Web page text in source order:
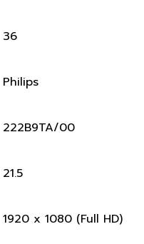
36
Philips
222B9TA/00
21.5
1920 x 1080 (Full HD)